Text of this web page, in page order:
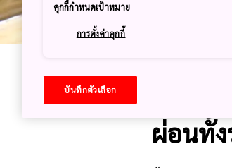
อนเซ็
ผ่อนทั้ง
คุกกี้กำหนดเป้าหมาย
การตั้งค่าคุกกี้
บันทึกตัวเลือก